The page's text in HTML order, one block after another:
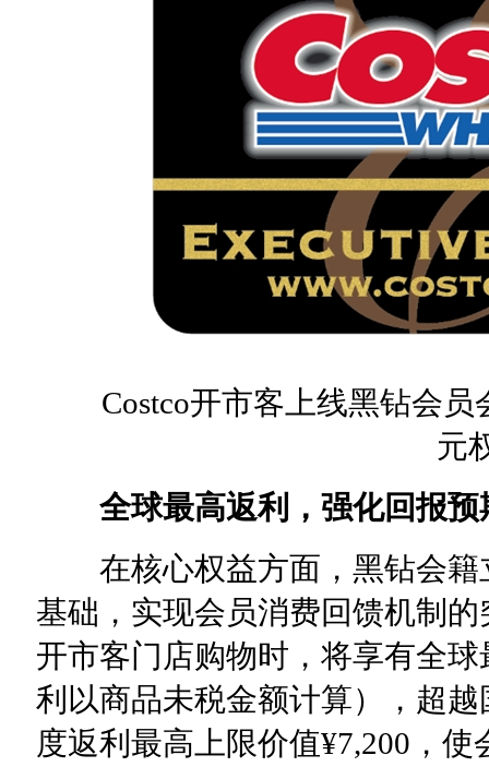
Costco开市客上线黑钻会员
元
全球最高返利 ， 强化回报预
在核心权益方面，黑钻会籍
基础，实现会员消费回馈机制
开市客门店购物时，将享有全
利以商品未税金额计算），超
度返利最高上限价值¥7,200，